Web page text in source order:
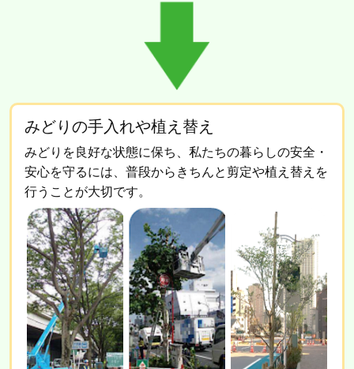
みどりの手入れや植え替え
みどりを良好な状態に保ち、私たちの暮らしの安全・
安心を守るには、普段からきちんと剪定や植え替えを
行うことが大切です。